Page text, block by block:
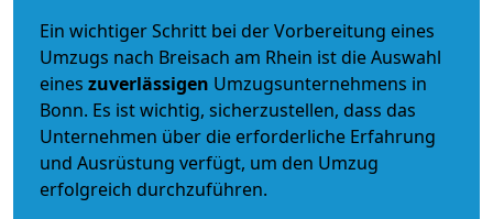
Ein wichtiger Schritt bei der Vorbereitung eines
Umzugs nach Breisach am Rhein ist die Auswahl
eines zuverlässigen Umzugsunternehmens in
Bonn. Es ist wichtig, sicherzustellen, dass das
Unternehmen über die erforderliche Erfahrung
und Ausrüstung verfügt, um den Umzug
erfolgreich durchzuführen.